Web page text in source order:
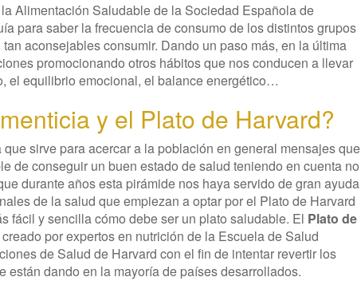
Alimentación Saludable de la Sociedad Española de
para saber la frecuencia de consumo de los distintos grupos
aconsejables consumir. Dando un paso más, en la última
promocionando otros hábitos que nos conducen a llevar
el equilibrio emocional, el balance energético…
y el Plato de Harvard?
sirve para acercar a la población en general mensajes que
de conseguir un buen estado de salud teniendo en cuenta no
durante años esta pirámide nos haya servido de gran ayuda
de la salud que empiezan a optar por el Plato de Harvard
fácil y sencilla cómo debe ser un plato saludable. El Plato de
por expertos en nutrición de la Escuela de Salud
de Salud de Harvard con el fin de intentar revertir los
dando en la mayoría de países desarrollados.